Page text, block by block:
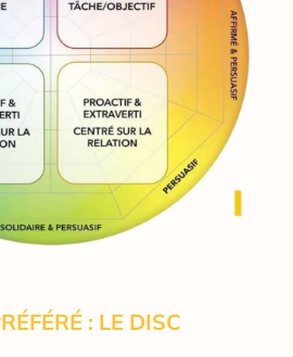
: LE DISC